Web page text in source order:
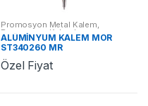
Promosyon Metal Kalem,
Promosyon Kalemler
ALÜMİNYUM KALEM MOR
ST340260 MR
Özel Fiyat